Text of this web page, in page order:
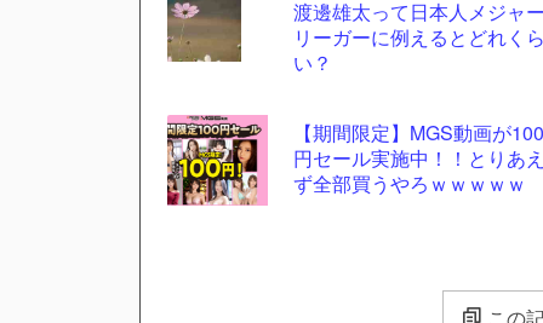
渡邊雄太って日本人メジャー
リーガーに例えるとどれくら
い？
【期間限定】MGS動画が100
円セール実施中！！とりあえ
ず全部買うやろｗｗｗｗｗ